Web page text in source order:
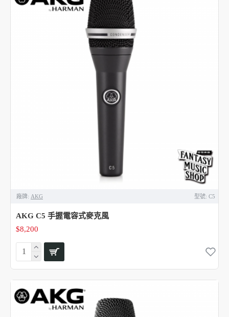
廠牌: AKG 型號: C5
AKG C5 手握電容式麥克風
$8,200